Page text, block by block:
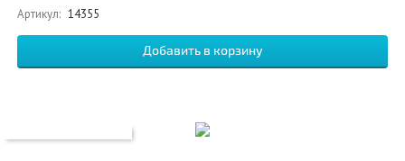
Артикул: 14355